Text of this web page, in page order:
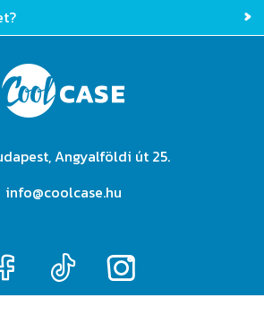
Angyalföldi út 25.
info@coolcase.hu